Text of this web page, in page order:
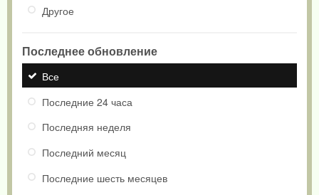
Другое
Последнее обновление
Все
Последние 24 часа
Последняя неделя
Последний месяц
Последние шесть месяцев